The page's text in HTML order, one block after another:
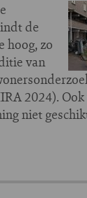
de
hoog, zo
van
2024).
niet